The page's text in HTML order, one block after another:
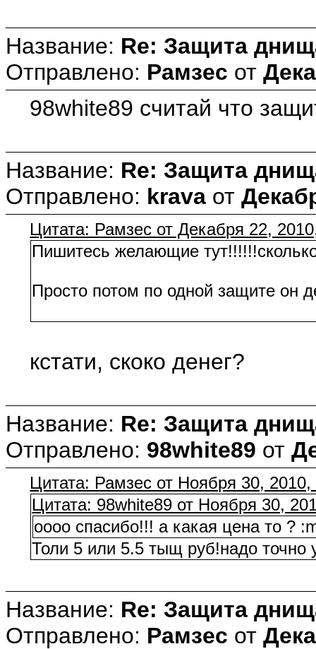
Название: Re: Защита
Отправлено: Рамзес от
98white89 считай что
Название: Re: Защита
Отправлено: krava от
Цитата: Рамзес от Декабря 22,
Пишитесь желающие
Просто потом по одной защите он
кстати, скоко денег?
Название: Re: Защита
Отправлено: 98white89 от
Цитата: Рамзес от Ноября 30, 2010,
Цитата: 98white89 от Ноября 30,
оооо спасибо!!! а какая цена то ?
Толи 5 или 5.5 тыщ руб!надо точно
Название: Re: Защита
Отправлено: Рамзес от